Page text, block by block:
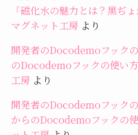
「磁化水の魅力とは？黒ぢ
マグネット工房 より
開発者のDocodemoフック
のDocodemoフックの使い
工房 より
開発者のDocodemoフック
からのDocodemoフックの